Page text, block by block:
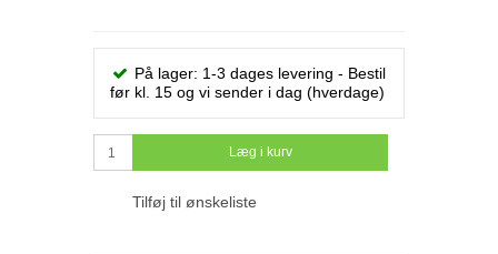
På lager: 1-3 dages levering - Bestil
før kl. 15 og vi sender i dag (hverdage)
Læg i kurv
Tilføj til ønskeliste